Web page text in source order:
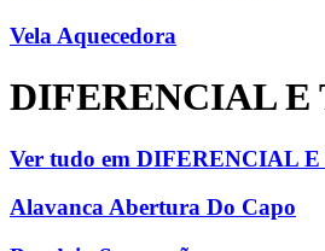
Vela Aquecedora
DIFERENCIAL E
Ver tudo em DIFERENCIAL
Alavanca Abertura Do Capo